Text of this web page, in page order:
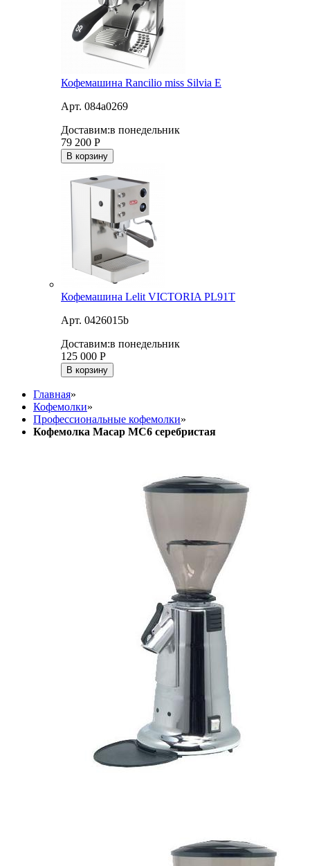
Кофемашина Rancilio miss Silvia E
Арт. 084a0269
Доставим:в понедельник
79 200 Р
В корзину
Кофемашина Lelit VICTORIA PL91T
Арт. 0426015b
Доставим:в понедельник
125 000 Р
В корзину
Главная»
Кофемолки»
Профессиональные кофемолки»
Кофемолка Macap MC6 серебристая